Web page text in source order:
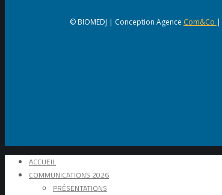
© BIOMEDJ | Conception Agence Com&Co |
ACCUEIL
COMMUNICATIONS 2026
PRÉSENTATIONS